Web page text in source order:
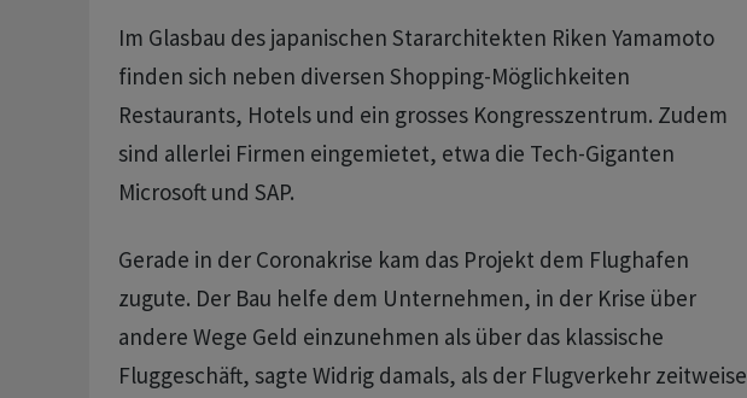
Im Glasbau des japanischen Stararchitekten Riken Yamamoto
finden sich neben diversen Shopping-Möglichkeiten
Restaurants, Hotels und ein grosses Kongresszentrum. Zudem
sind allerlei Firmen eingemietet, etwa die Tech-Giganten
Microsoft und SAP.
Gerade in der Coronakrise kam das Projekt dem Flughafen
zugute. Der Bau helfe dem Unternehmen, in der Krise über
andere Wege Geld einzunehmen als über das klassische
Fluggeschäft, sagte Widrig damals, als der Flugverkehr zeitweise